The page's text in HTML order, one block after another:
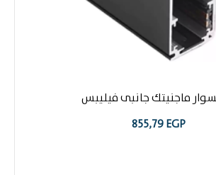
جانبى فيليبس
855,79